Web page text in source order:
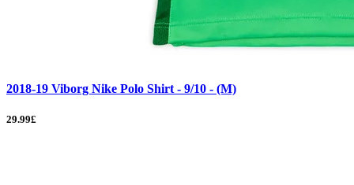
2018-19 Viborg Nike Polo Shirt - 9/10 - (M)
29.99£